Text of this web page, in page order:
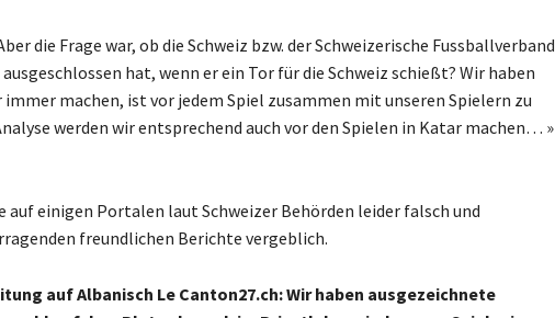
die Frage war, ob die Schweiz bzw. der Schweizerische Fussballverband
hat, wenn er ein Tor für die Schweiz schießt? Wir haben
machen, ist vor jedem Spiel zusammen mit unseren Spielern zu
werden wir entsprechend auch vor den Spielen in Katar machen… »
einigen Portalen laut Schweizer Behörden leider falsch und
freundlichen Berichte vergeblich.
auf Albanisch Le Canton27.ch: Wir haben ausgezeichnete